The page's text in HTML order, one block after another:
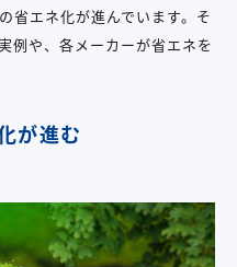
省エネ化が進んでいます。そ
例や、各メーカーが省エネを
が進む